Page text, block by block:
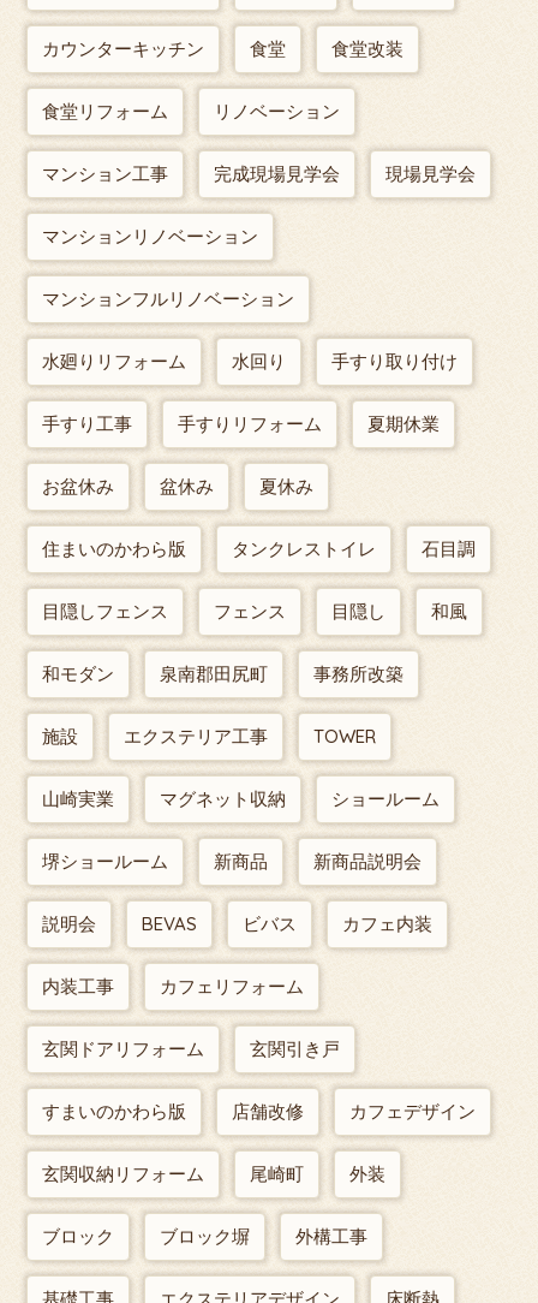
カウンターキッチン 食堂 食堂改装
食堂リフォーム リノベーション
マンション工事 完成現場見学会 現場見学会
マンションリノベーション
マンションフルリノベーション
水廻りリフォーム 水回り 手すり取り付け
手すり工事 手すりリフォーム 夏期休業
お盆休み 盆休み 夏休み
住まいのかわら版 タンクレストイレ 石目調
目隠しフェンス フェンス 目隠し 和風
和モダン 泉南郡田尻町 事務所改築
施設 エクステリア工事 TOWER
山崎実業 マグネット収納 ショールーム
堺ショールーム 新商品 新商品説明会
説明会 BEVAS ビバス カフェ内装
内装工事 カフェリフォーム
玄関ドアリフォーム 玄関引き戸
すまいのかわら版 店舗改修 カフェデザイン
玄関収納リフォーム 尾崎町 外装
ブロック ブロック塀 外構工事